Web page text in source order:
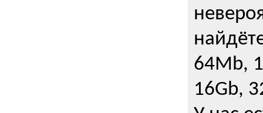
64Mb,
16Gb,